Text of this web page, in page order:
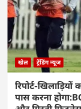
खेल ट्रेंडिंग न्यूज
रिपोर्ट-
पास करना